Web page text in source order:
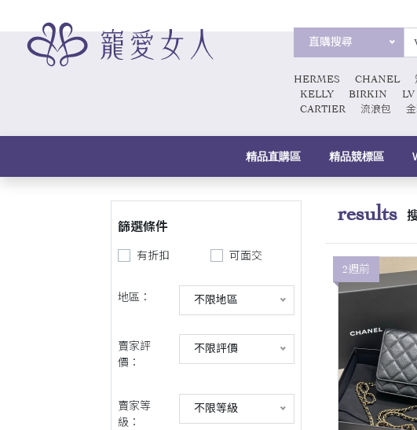
直購搜尋
HERMES CHANEL
KELLY
BIRKIN LV
CARTIER
流浪包
精品直購區 精品競標區
篩選條件
有折扣 可面交
地區： 不限地區
賣家評
價：
不限評價
賣家等
級：
不限等級
results
2週前